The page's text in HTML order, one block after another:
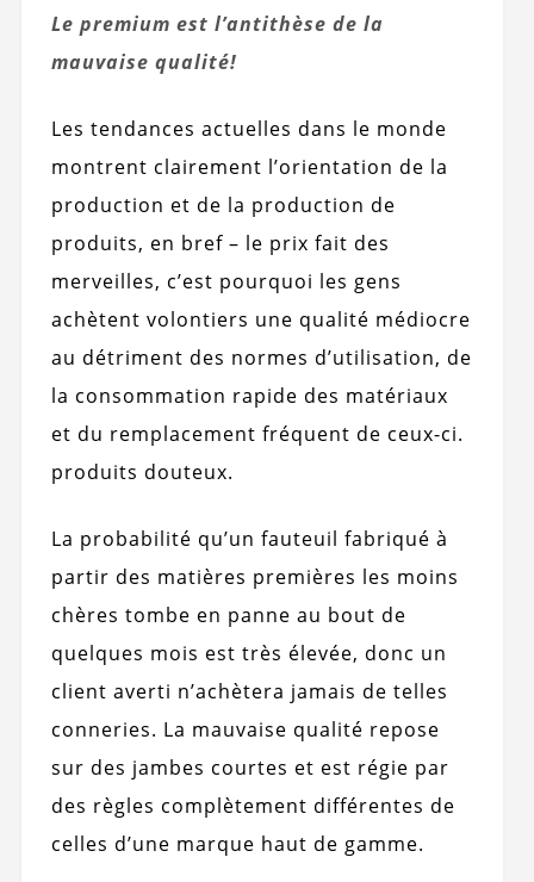
Le premium est l’antithèse de la
mauvaise qualité!
Les tendances actuelles dans le monde
montrent clairement l’orientation de la
production et de la production de
produits, en bref – le prix fait des
merveilles, c’est pourquoi les gens
achètent volontiers une qualité médiocre
au détriment des normes d’utilisation, de
la consommation rapide des matériaux
et du remplacement fréquent de ceux-ci.
produits douteux.
La probabilité qu’un fauteuil fabriqué à
partir des matières premières les moins
chères tombe en panne au bout de
quelques mois est très élevée, donc un
client averti n’achètera jamais de telles
conneries. La mauvaise qualité repose
sur des jambes courtes et est régie par
des règles complètement différentes de
celles d’une marque haut de gamme.